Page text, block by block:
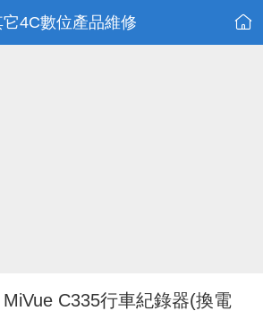
它4C數位產品維修
C335行車紀錄器(換電